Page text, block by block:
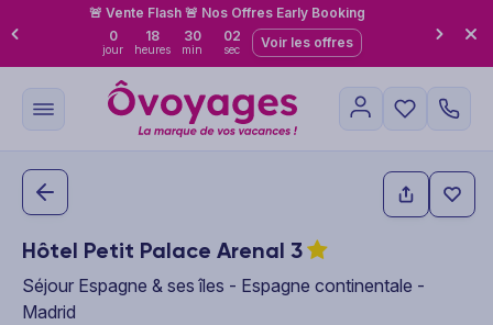
🚨 Vente Flash 🚨 Nos Offres Early Booking
0
jour
18
heures
30
min
01
sec Voir les offres
Hôtel Petit Palace Arenal 3
Séjour Espagne & ses îles - Espagne continentale -
Madrid